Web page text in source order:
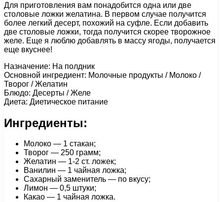
Для приготовления вам понадобится одна или две
столовые ложки желатина. В первом случае получится
более легкий десерт, похожий на суфле. Если добавить
две столовые ложки, тогда получится скорее творожное
желе. Еще я люблю добавлять в массу ягоды, получается
еще вкуснее!
Назначение: На полдник
Основной ингредиент: Молочные продукты / Молоко /
Творог / Желатин
Блюдо: Десерты / Желе
Диета: Диетическое питание
Ингредиенты:
Молоко — 1 стакан;
Творог — 250 грамм;
Желатин — 1-2 ст. ложек;
Ванилин — 1 чайная ложка;
Сахарный заменитель — по вкусу;
Лимон — 0,5 штуки;
Какао — 1 чайная ложка.